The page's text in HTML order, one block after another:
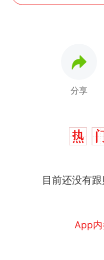
分享
目前还没有
App内
新 全
家，